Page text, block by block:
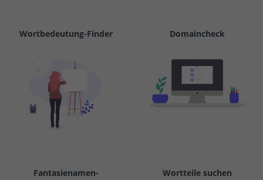
Wortbedeutung-Finder Domaincheck
Fantasienamen-
Wortteile suchen